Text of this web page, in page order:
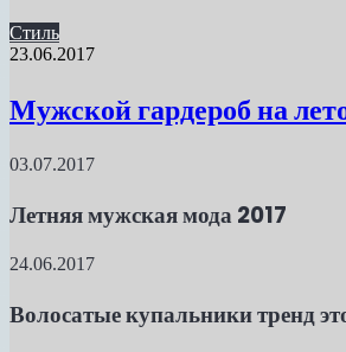
Стиль
23.06.2017
Мужской гардероб на
03.07.2017
Летняя мужская мода 2017
24.06.2017
Волосатые купальники тренд